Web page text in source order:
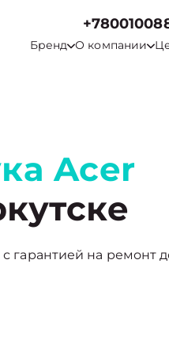
Бренд О компании
Acer
гарантией на ремонт